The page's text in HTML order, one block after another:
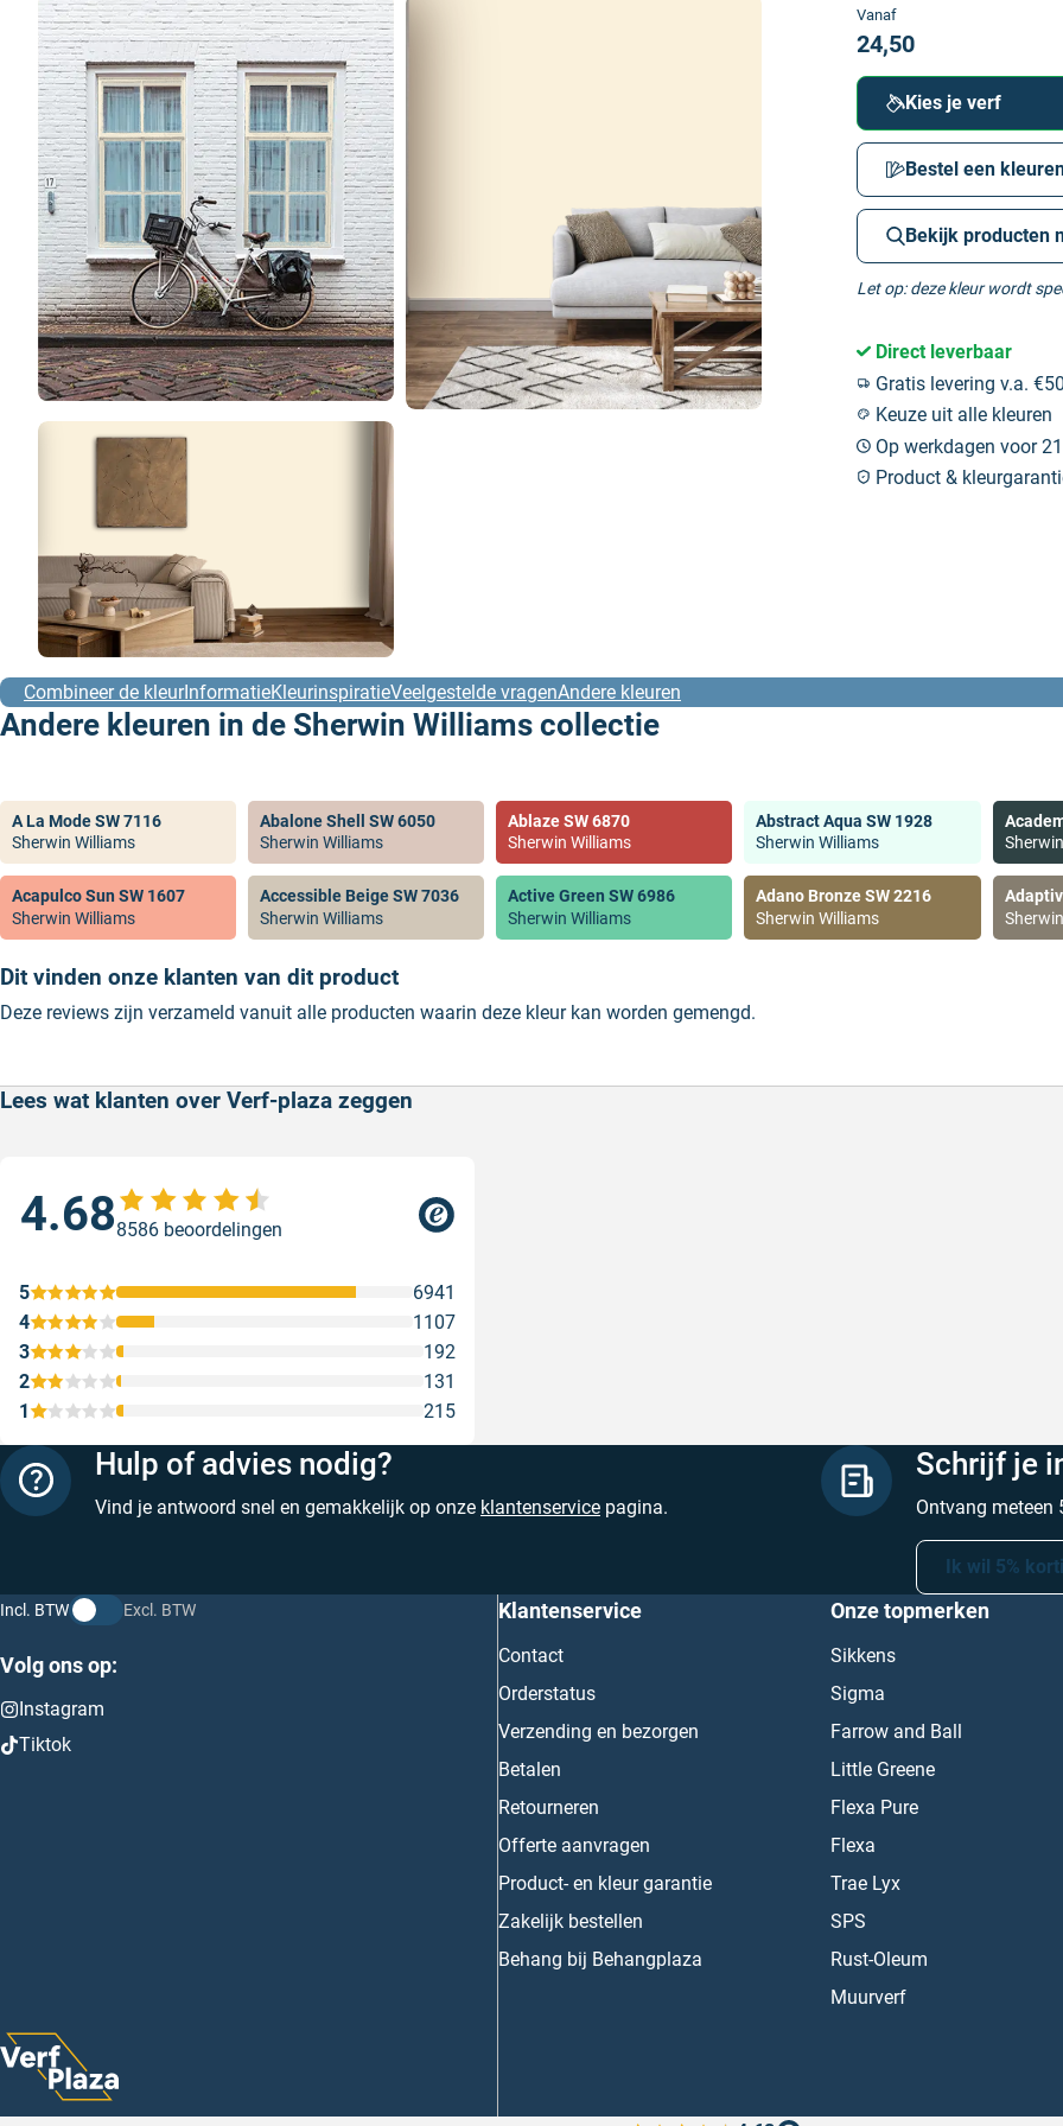
Vanaf
24,50
Kies je verf
Bestel een
Bekijk producten
Let op: deze kleur wordt
Direct leverbaar
Gratis levering v.a.
Keuze uit alle kleuren
Op werkdagen voor
Product &
Combineer de kleurInformatieKleurinspiratieVeelgestelde vragenAndere kleuren
Andere kleuren in de Sherwin Williams collectie
A La Mode SW 7116
Sherwin Williams
Abalone Shell SW 6050
Sherwin Williams
Ablaze SW 6870
Sherwin Williams
Abstract Aqua SW 1928
Sherwin Williams
Acapulco Sun SW 1607
Sherwin Williams
Accessible Beige SW 7036
Sherwin Williams
Active Green SW 6986
Sherwin Williams
Adano Bronze SW 2216
Sherwin Williams
Dit vinden onze klanten van dit product
Deze reviews zijn verzameld vanuit alle producten waarin deze kleur kan worden gemengd.
Lees wat klanten over Verf-plaza zeggen
4.688586 beoordelingen
1 215
2 131
3 192
4 1107
5 6941
Hulp of advies nodig?
Vind je antwoord snel en gemakkelijk op onze klantenservice pagina.
Schrijf je
Ontvang meteen
Ik wil 5%
Incl. BTW Excl. BTW
Volg ons op:
Instagram
Tiktok
Klantenservice
Contact
Orderstatus
Verzending en bezorgen
Betalen
Retourneren
Offerte aanvragen
Product- en kleur garantie
Zakelijk bestellen
Behang bij Behangplaza
Onze topmerken
Sikkens
Sigma
Farrow and Ball
Little Greene
Flexa Pure
Flexa
Trae Lyx
SPS
Rust-Oleum
Muurverf